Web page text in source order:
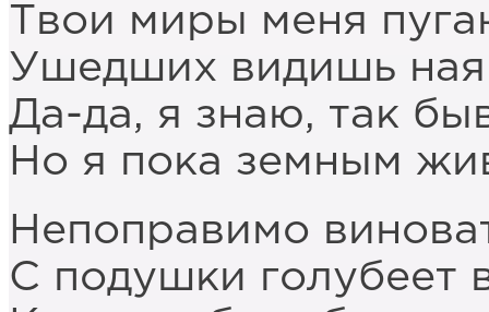
Твои миры меня
Ушедших видишь
Да-да, я знаю, так
Но я пока земным
Непоправимо
С подушки голубеет